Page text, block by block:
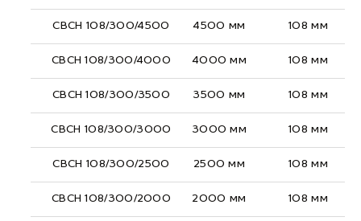
СВСН 108/300/4500 4500 мм 108 мм
СВСН 108/300/4000 4000 мм 108 мм
СВСН 108/300/3500 3500 мм 108 мм
СВСН 108/300/3000 3000 мм 108 мм
СВСН 108/300/2500 2500 мм 108 мм
СВСН 108/300/2000 2000 мм 108 мм